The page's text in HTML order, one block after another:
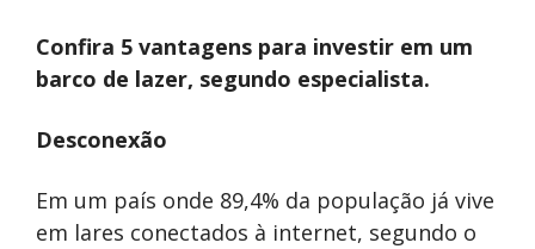
Confira 5 vantagens para investir em um
barco de lazer, segundo especialista.
Desconexão
Em um país onde 89,4% da população já vive
em lares conectados à internet, segundo o